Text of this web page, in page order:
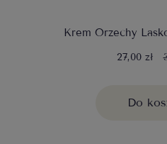
Krem Orzechy
27,00 zł
Do